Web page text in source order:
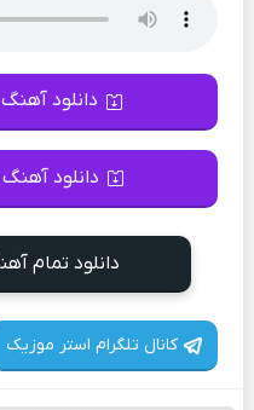
دانلود آهنگ
دانلود آهنگ
دانلود تمام
کانال تلگرام استر موزیک